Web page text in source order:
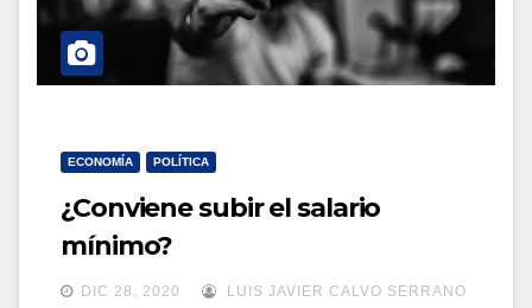
ECONOMÍA POLÍTICA
¿Conviene subir el salario
mínimo?
DIC 28, 2020 LUIS JAVIER CALVO SERRANO